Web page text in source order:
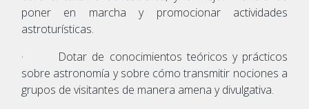
poner en marcha y promocionar actividades
astroturísticas.
· Dotar de conocimientos teóricos y prácticos
sobre astronomía y sobre cómo transmitir nociones a
grupos de visitantes de manera amena y divulgativa.